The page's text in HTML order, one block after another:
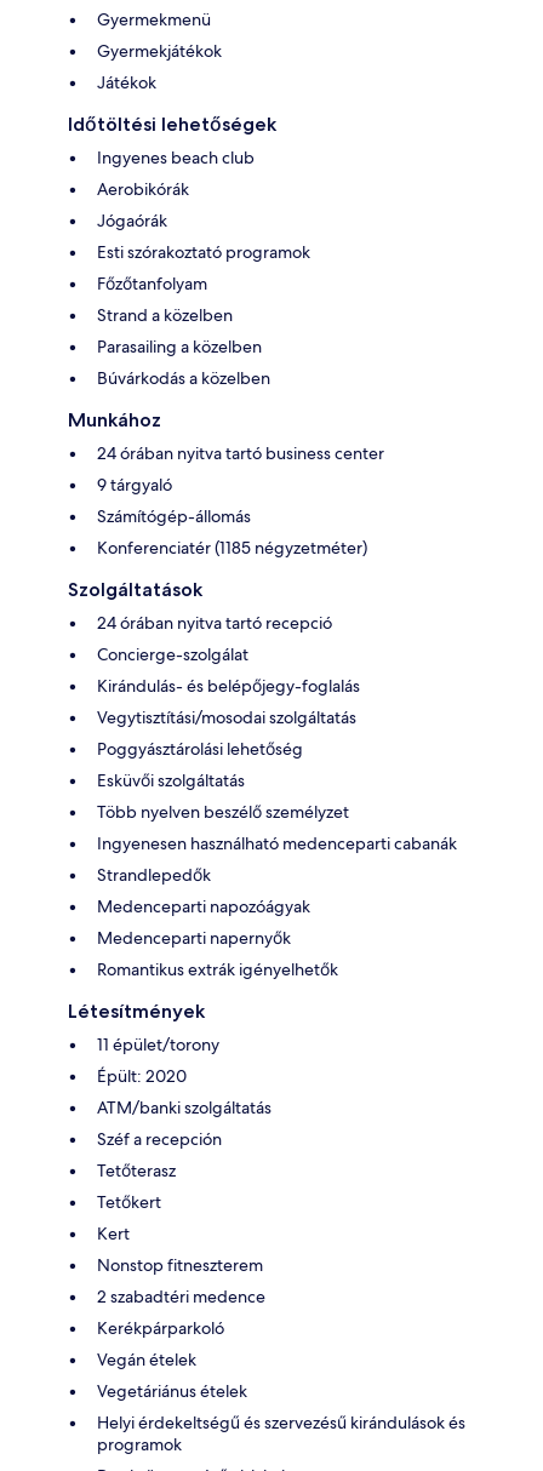
Gyermekmenü
Gyermekjátékok
Játékok
Időtöltési lehetőségek
Ingyenes beach club
Aerobikórák
Jógaórák
Esti szórakoztató programok
Főzőtanfolyam
Strand a közelben
Parasailing a közelben
Búvárkodás a közelben
Munkához
24 órában nyitva tartó business center
9 tárgyaló
Számítógép-állomás
Konferenciatér (1185 négyzetméter)
Szolgáltatások
24 órában nyitva tartó recepció
Concierge-szolgálat
Kirándulás- és belépőjegy-foglalás
Vegytisztítási/mosodai szolgáltatás
Poggyásztárolási lehetőség
Esküvői szolgáltatás
Több nyelven beszélő személyzet
Ingyenesen használható medenceparti cabanák
Strandlepedők
Medenceparti napozóágyak
Medenceparti napernyők
Romantikus extrák igényelhetők
Létesítmények
11 épület/torony
Épült: 2020
ATM/banki szolgáltatás
Széf a recepción
Tetőterasz
Tetőkert
Kert
Nonstop fitneszterem
2 szabadtéri medence
Kerékpárparkoló
Vegán ételek
Vegetáriánus ételek
Helyi érdekeltségű és szervezésű kirándulások és
programok